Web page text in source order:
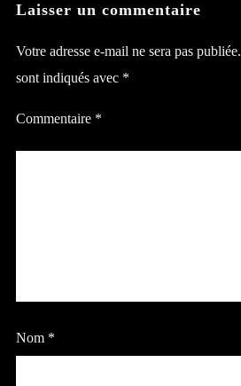
Laisser un commentaire
Votre adresse e-mail ne sera pas publiée.
sont indiqués avec *
Commentaire *
Nom *